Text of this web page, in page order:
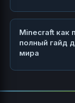
Minecraft как
полный гайд
мира